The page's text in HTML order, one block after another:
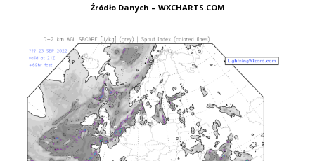
Źródło Danych – WXCHARTS.COM